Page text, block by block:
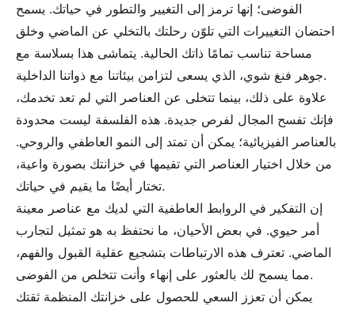
الفوضى؛ إنها ترمز إلى التغيير والتطور في حياتك. يسمح
احتضان التغييرات التي تلوّن رحلتك بالتخلي عن الماضي وخلق
مساحة تناسب تمامًا ذاتك الحالية. يتماشى هذا بسلاسة مع
جوهر فنغ شوي، الذي يسعى لتزامن بيئاتنا مع ذواتنا الداخلية.
علاوة على ذلك، بينما تتخلى عن العناصر التي لم تعد تخدمك،
فإنك تفسح المجال لفرص جديدة. هذه الفلسفة ليست محدودة
بالعناصر الفيزيائية؛ يمكن أن تمتد إلى النمو العاطفي والروحي.
من خلال اختيار العناصر التي تقيمها في خزانتك بصورة واعية،
تختار أيضًا ما يقيم في حياتك.
إن التفكير في الروابط العاطفية التي لديك مع عناصر معينة
أمر حيوي. في بعض الأحيان، ما نحتفظ به هو تمثيل لتجارب
الماضي. تعترف هذه الارتباطات بتشجيع عقلية القبول والفهم،
مما يسمح لك بالعثور على إنهاء وأنت تتخلص من الفوضى.
يمكن أن تعزز السعي للحصول على خزانتك المنظمة ثقتك